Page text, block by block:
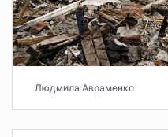
Людмила Авраменко